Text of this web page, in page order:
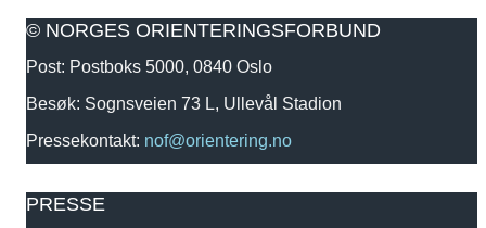
© NORGES ORIENTERINGSFORBUND
Post: Postboks 5000, 0840 Oslo
Besøk: Sognsveien 73 L, Ullevål Stadion
Pressekontakt: nof@orientering.no
PRESSE